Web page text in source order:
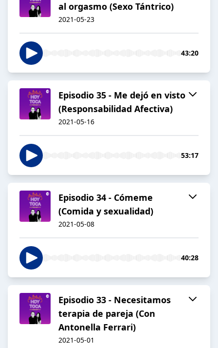
al orgasmo (Sexo Tántrico)
2021-05-23
43:20
Episodio 35 - Me dejó en visto
(Responsabilidad Afectiva)
2021-05-16
53:17
Episodio 34 - Cómeme
(Comida y sexualidad)
2021-05-08
40:28
Episodio 33 - Necesitamos
terapia de pareja (Con
Antonella Ferrari)
2021-05-01